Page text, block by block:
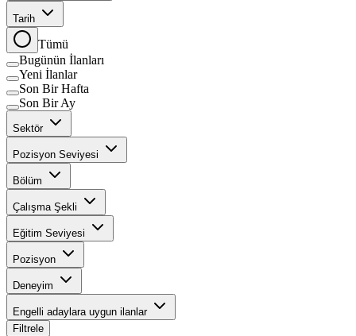
Tarih
Tümü
Bugünün İlanları
Yeni İlanlar
Son Bir Hafta
Son Bir Ay
Sektör
Pozisyon Seviyesi
Bölüm
Çalışma Şekli
Eğitim Seviyesi
Pozisyon
Deneyim
Engelli adaylara uygun ilanlar
Filtrele